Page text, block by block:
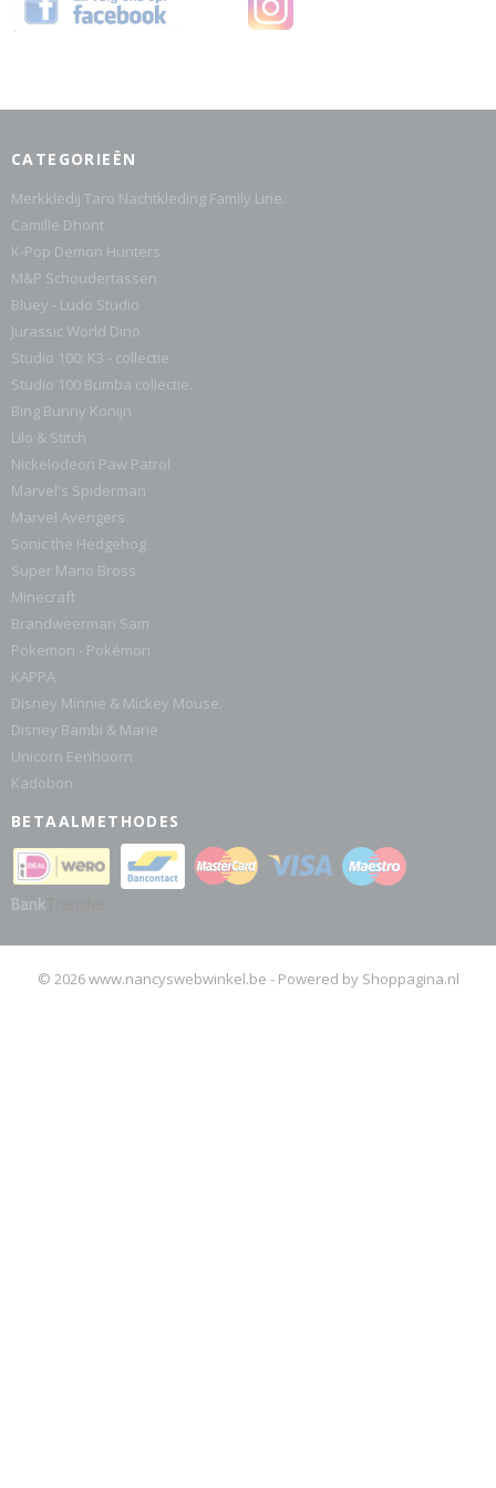
CATEGORIEËN
Merkkledij Taro Nachtkleding Family Line.
Camille Dhont
K-Pop Demon Hunters
M&P Schoudertassen
Bluey - Ludo Studio
Jurassic World Dino
Studio 100: K3 - collectie
Studio 100 Bumba collectie.
Bing Bunny Konijn
Lilo & Stitch
Nickelodeon Paw Patrol
Marvel's Spiderman
Marvel Avengers
Sonic the Hedgehog
Super Mario Bross
Minecraft
Brandweerman Sam
Pokemon - Pokémon
KAPPA
Disney Minnie & Mickey Mouse.
Disney Bambi & Marie
Unicorn Eenhoorn
Kadobon
BETAALMETHODES
© 2026 www.nancyswebwinkel.be - Powered by Shoppagina.nl